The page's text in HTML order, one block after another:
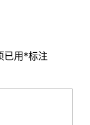
已用*标注